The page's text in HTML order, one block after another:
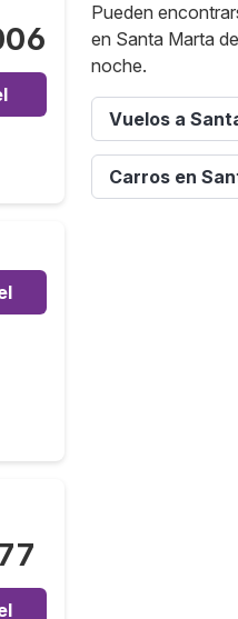
Pueden
en Santa Marta
noche.
Vuelos a
Carros en